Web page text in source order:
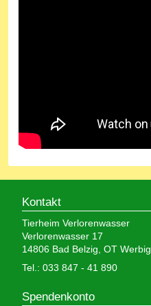
Kontakt
Tierheim Verlorenwasser
Verlorenwasser 17
14806 Bad Belzig, OT Werbig
Tel.: 033 847 - 41 890
Spendenkonto